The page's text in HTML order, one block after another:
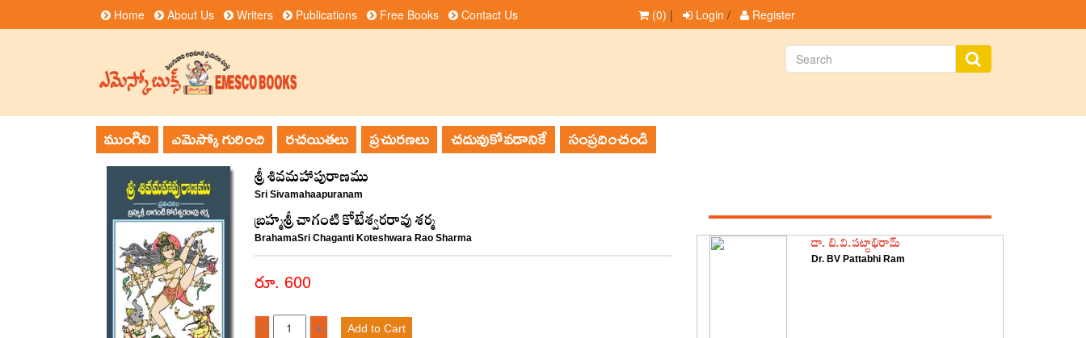
Home About Us Writers Publications Free Books Contact Us (0) | Login / Register
ముంగిలి ఎమెస్కో గురించి రచయితలు ప్రచురణలు చదువుకోవడానికే సంప్రదించండి
శ్రీ శివమహాపురాణము
Sri Sivamahaapuranam
‌బ్రహ్మశ్రీ చాగంటి కోటేశ్వరరావు శర్మ
BrahamaSri Chaganti Koteshwara Rao Sharma
రూ. 600
- + Add to Cart
డా. బి.వి.పట్టాభిరామ్
Dr. BV Pattabhi Ram